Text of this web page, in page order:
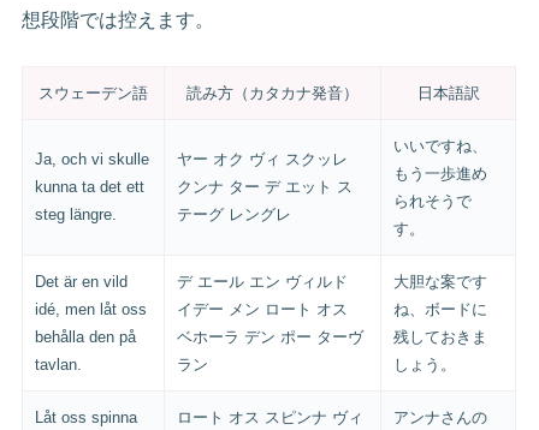
想段階では控えます。
スウェーデン語 読み方（カタカナ発音） 日本語訳
Ja, och vi skulle
kunna ta det ett
steg längre.
ヤー オク ヴィ スクッレ
クンナ ター デ エット ス
テーグ レングレ
いいですね、
もう一歩進め
られそうで
す。
Det är en vild
idé, men låt oss
behålla den på
tavlan.
デ エール エン ヴィルド
イデー メン ロート オス
ベホーラ デン ポー ターヴ
ラン
大胆な案です
ね、ボードに
残しておきま
しょう。
Låt oss spinna
ロート オス スピンナ ヴィ
アンナさんの